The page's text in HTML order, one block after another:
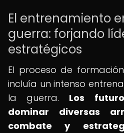
El entrenamiento
guerra: forjando
estratégicos
El proceso de
incluía un intenso
la guerra. Los
dominar diversas
combate y